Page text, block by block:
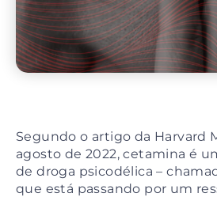
Segundo o artigo da Harvard
agosto de 2022, cetamina é
de droga psicodélica –
que está passando por um